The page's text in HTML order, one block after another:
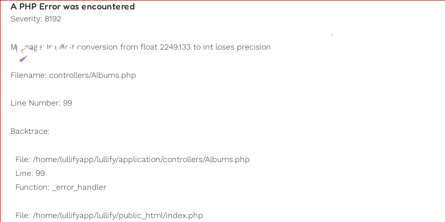
A PHP Error was encountered
Severity: 8192
Message: Implicit conversion from float 2249.133 to int loses precision
Filename: controllers/Albums.php
Line Number: 99
Backtrace:
File: /home/lullifyapp/lullify/application/controllers/Albums.php
Line: 99
Function: _error_handler
File: /home/lullifyapp/lullify/public_html/index.php
Playlists